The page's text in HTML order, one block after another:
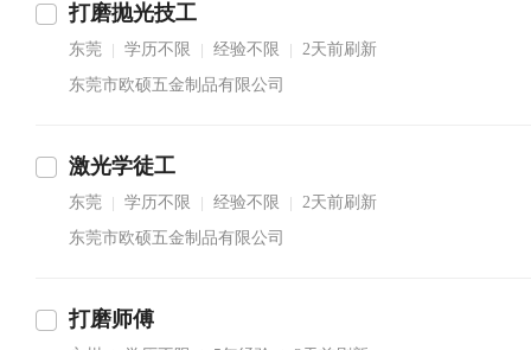
打磨抛光技工
东莞 学历不限 经验不限
2天前刷新
东莞市欧硕五金制品有限公司
激光学徒工
东莞 学历不限 经验不限
2天前刷新
东莞市欧硕五金制品有限公司
打磨师傅